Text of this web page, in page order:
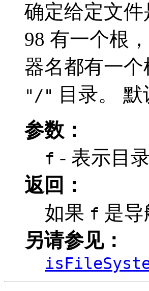
确定给定文
98 有一个根
器名都有一个
"/" 目录。
参数：
f - 表示目
返回：
如果 f 是
另请参见：